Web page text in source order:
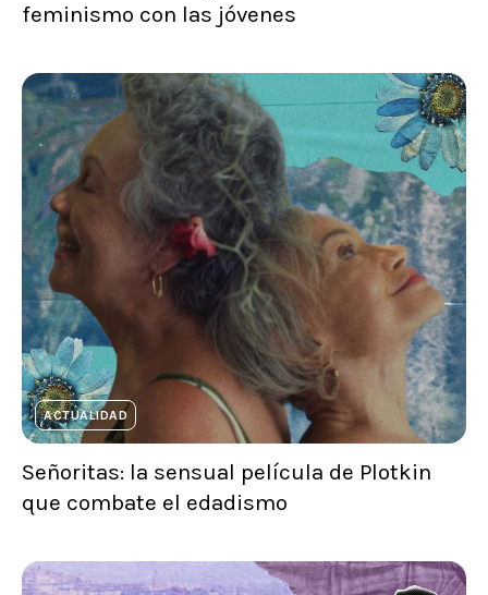
feminismo con las jóvenes
ACTUALIDAD
Señoritas: la sensual película de Plotkin
que combate el edadismo